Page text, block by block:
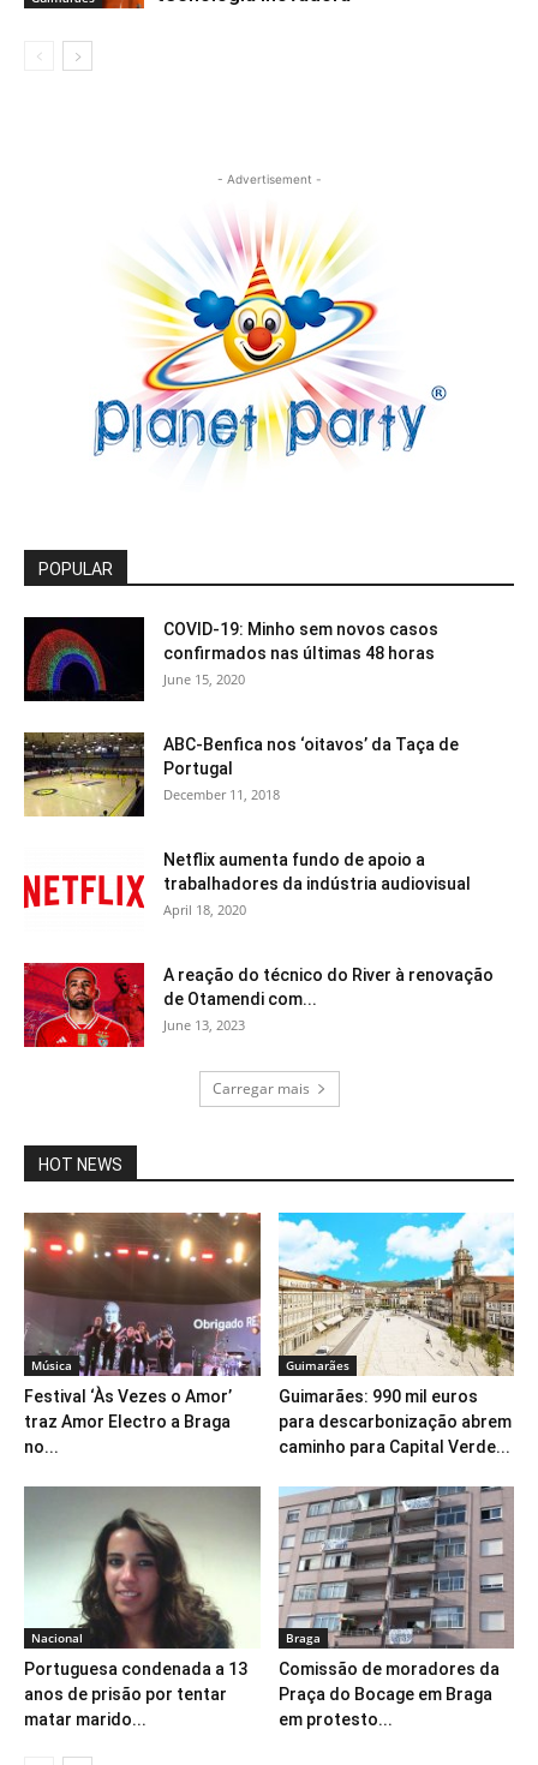
- Advertisement -
POPULAR
COVID-19: Minho sem novos casos
confirmados nas últimas 48 horas
June 15, 2020
ABC-Benfica nos ‘oitavos’ da Taça de
Portugal
December 11, 2018
Netflix aumenta fundo de apoio a
trabalhadores da indústria audiovisual
April 18, 2020
A reação do técnico do River à renovação
de Otamendi com...
June 13, 2023
Carregar mais
HOT NEWS
Música
Festival ‘Às Vezes o Amor’
traz Amor Electro a Braga
no...
Guimarães
Guimarães: 990 mil euros
para descarbonização abrem
caminho para Capital Verde...
Nacional
Portuguesa condenada a 13
anos de prisão por tentar
matar marido...
Braga
Comissão de moradores da
Praça do Bocage em Braga
em protesto...